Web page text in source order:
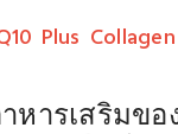
Plus Collagen
ารเสริมขอ